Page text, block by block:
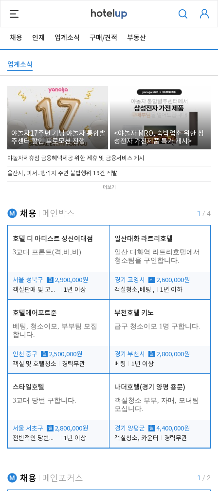
채용 인재 업계소식 구매/견적 부동산
업계소식
야놀자17주년 기념 야놀자 통합발
주센터 할인 프로모션 진행
<야놀자 MRO, 숙박업소 위한 삼
성전자 가전제품 특가 개시>
야놀자제휴점 금융혜택제공 위한 제휴 및 금융서비스 게시
울산시, 피서․행락지 주변 불법행위 19건 적발
더보기
채용 메인박스 1 / 4
호텔 디 아티스트 성신여대점
3교대 프론트(격,비,비)
서울 성북구 월 2,900,000원
객실판매 및 고객응대
1년 이상
일산대화 라트리호텔
일산 대화역 라트리호텔에서
청소팀을 구인합니다.
경기 고양시 시
2,600,000원
객실청소,베팅 ,
1년 이하
호텔에어포트준
베팅, 청소이모, 부부팀 모집
합니다.
인천 중구 월 2,500,000원
객실 및 호텔청소
경력무관
부천호텔 키노
급구 청소이모 1명 구합니다.
경기 부천시 월 2,800,000원
베팅
1년 이상
스타일호텔
3교대 당번 구합니다.
서울 서초구 월 2,800,000원
전반적인 당번업무
1년 이상
나더호텔(경기 양평 용문)
객실청소 부부, 자매, 모녀팀
모십니다.
경기 양평군 월 4,400,000원
객실청소, 카운터
경력무관
채용 메인포커스 1 / 2